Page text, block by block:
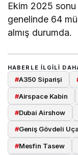
Ekim 2025
genelinde 64
almış durumda.
HABERLE ILGILI
#A350 Siparişi
#Airspace Kabin
#Dubai Airshow
#Geniş Gövdeli
#Mesfin Tasew